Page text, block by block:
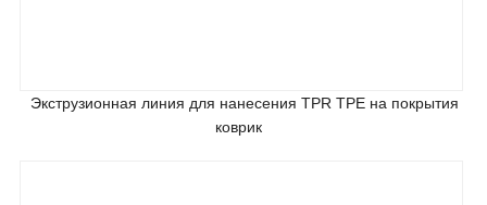
Экструзионная линия для нанесения TPR TPE на покрытия
коврик